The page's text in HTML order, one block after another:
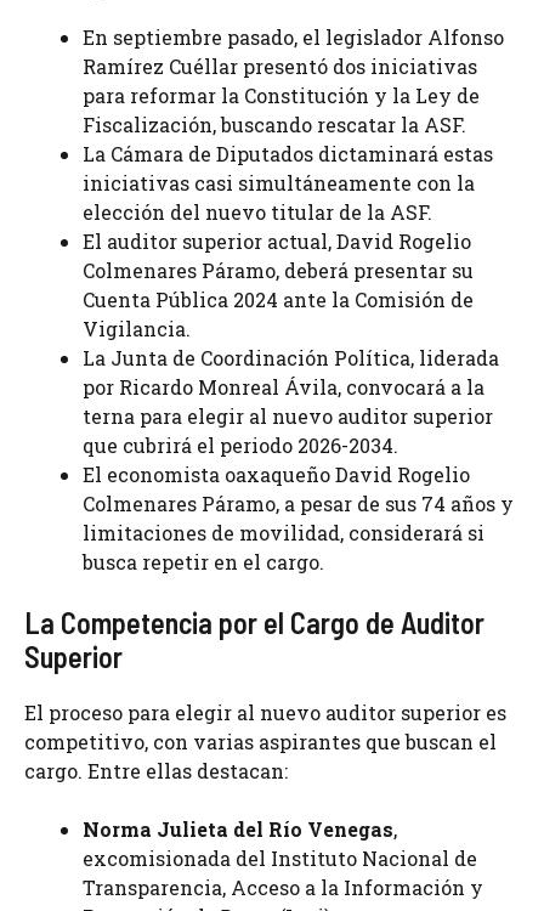
En septiembre pasado, el legislador Alfonso
Ramírez Cuéllar presentó dos iniciativas
para reformar la Constitución y la Ley de
Fiscalización, buscando rescatar la ASF.
La Cámara de Diputados dictaminará estas
iniciativas casi simultáneamente con la
elección del nuevo titular de la ASF.
El auditor superior actual, David Rogelio
Colmenares Páramo, deberá presentar su
Cuenta Pública 2024 ante la Comisión de
Vigilancia.
La Junta de Coordinación Política, liderada
por Ricardo Monreal Ávila, convocará a la
terna para elegir al nuevo auditor superior
que cubrirá el periodo 2026-2034.
El economista oaxaqueño David Rogelio
Colmenares Páramo, a pesar de sus 74 años y
limitaciones de movilidad, considerará si
busca repetir en el cargo.
La Competencia por el Cargo de Auditor
Superior
El proceso para elegir al nuevo auditor superior es
competitivo, con varias aspirantes que buscan el
cargo. Entre ellas destacan:
Norma Julieta del Río Venegas,
excomisionada del Instituto Nacional de
Transparencia, Acceso a la Información y